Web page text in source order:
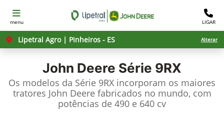
menu LIGAR
Lipetral Agro | Pinheiros - ES Alterar
John Deere Série 9RX
Os modelos da Série 9RX incorporam os maiores
tratores John Deere fabricados no mundo, com
potências de 490 e 640 cv